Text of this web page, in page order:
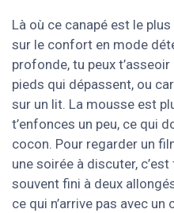
Là où ce canapé est le
sur le confort en mode
profonde, tu peux
pieds qui dépassent, ou
sur un lit. La mousse est
t’enfonces un peu, ce qui
cocon. Pour regarder un
une soirée à discuter,
souvent fini à deux
ce qui n’arrive pas avec un